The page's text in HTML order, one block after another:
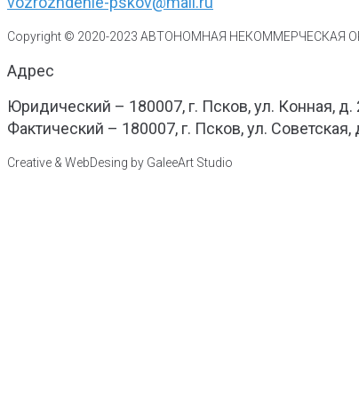
Copyright © 2020-2023 АВТОНОМНАЯ НЕКОММЕРЧЕСКАЯ
Адрес
Юридический – 180007, г. Псков, ул. Конная, д.
Фактический – 180007, г. Псков, ул. Советская,
Creative & WebDesing by GaleeArt Studio